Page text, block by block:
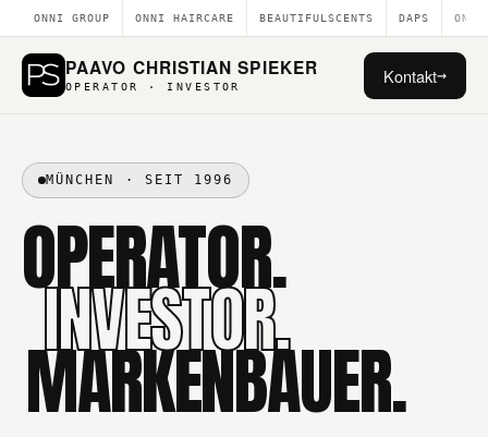
ONNI GROUP ONNI HAIRCARE BEAUTIFULSCENTS DAPS ONE
PAAVO CHRISTIAN SPIEKER
OPERATOR · INVESTOR Kontakt→
MÜNCHEN · SEIT 1996
OPERATOR.
INVESTOR.
MARKENBAUER.